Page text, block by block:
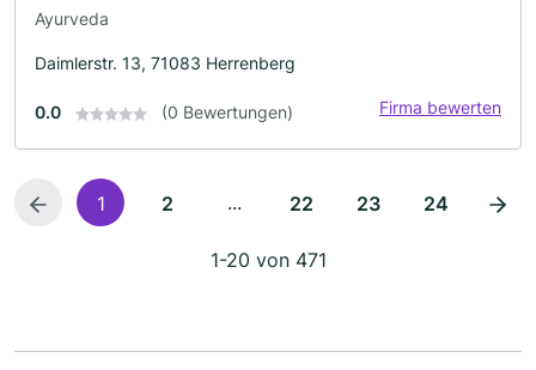
Ayurveda
Daimlerstr. 13, 71083 Herrenberg
0.0 (0 Bewertungen) Firma bewerten
1 2 ... 22 23 24
1-20 von 471